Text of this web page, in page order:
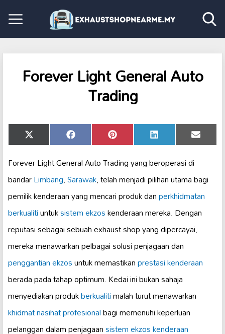
Forever Light General Auto
Trading
Share
on
X
(Twitter)
Share
on
Facebook Share
on
Pinterest Share
on
LinkedIn Share
on
Email
Forever Light General Auto Trading yang beroperasi di
bandarLimbang,Sarawak, telah menjadi pilihan utama bagi
pemilik kenderaan yang mencari produk danperkhidmatan
berkualitiuntuksistem ekzoskenderaan mereka. Dengan
reputasi sebagai sebuah exhaust shop yang dipercayai,
mereka menawarkan pelbagai solusi penjagaan dan
penggantian ekzosuntuk memastikanprestasi kenderaan
berada pada tahap optimum. Kedai ini bukan sahaja
menyediakan produkberkualitimalah turut menawarkan
khidmat nasihat profesionalbagi memenuhi keperluan
pelanggan dalam penjagaansistem ekzos kenderaan